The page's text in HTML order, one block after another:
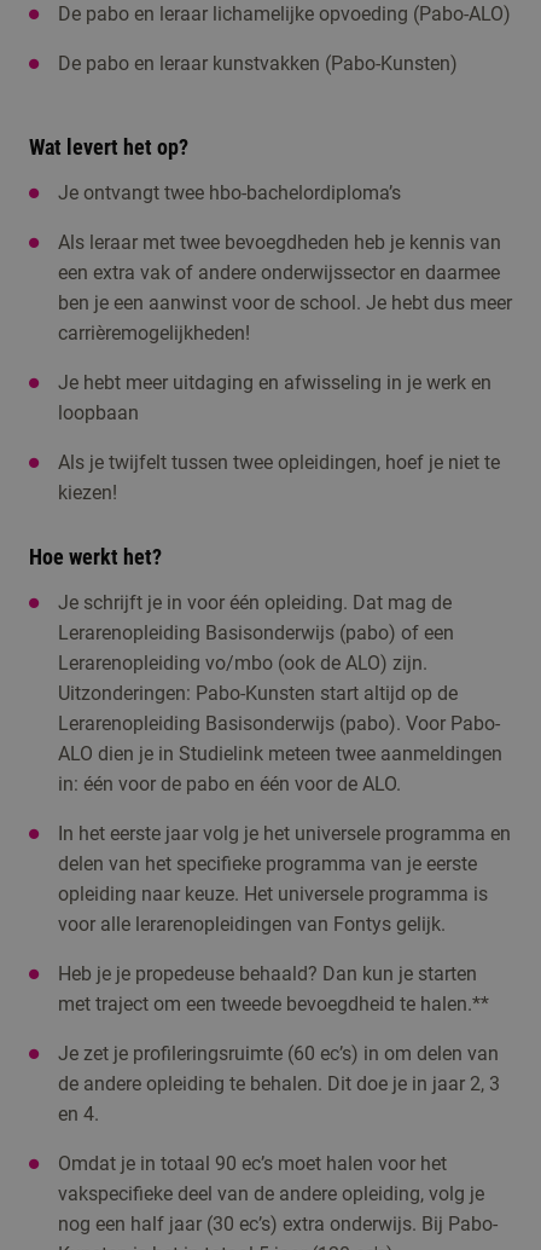
De pabo en leraar lichamelijke opvoeding (Pabo-ALO)
De pabo en leraar kunstvakken (Pabo-Kunsten)
Wat levert het op?
Je ontvangt twee hbo-bachelordiploma’s
Als leraar met twee bevoegdheden heb je kennis van
een extra vak of andere onderwijssector en daarmee
ben je een aanwinst voor de school. Je hebt dus meer
carrièremogelijkheden!
Je hebt meer uitdaging en afwisseling in je werk en
loopbaan
Als je twijfelt tussen twee opleidingen, hoef je niet te
kiezen!
Hoe werkt het?
Je schrijft je in voor één opleiding. Dat mag de
Lerarenopleiding Basisonderwijs (pabo) of een
Lerarenopleiding vo/mbo (ook de ALO) zijn.
Uitzonderingen: Pabo-Kunsten start altijd op de
Lerarenopleiding Basisonderwijs (pabo). Voor Pabo-
ALO dien je in Studielink meteen twee aanmeldingen
in: één voor de pabo en één voor de ALO.
In het eerste jaar volg je het universele programma en
delen van het specifieke programma van je eerste
opleiding naar keuze. Het universele programma is
voor alle lerarenopleidingen van Fontys gelijk.
Heb je je propedeuse behaald? Dan kun je starten
met traject om een tweede bevoegdheid te halen.**
Je zet je profileringsruimte (60 ec’s) in om delen van
de andere opleiding te behalen. Dit doe je in jaar 2, 3
en 4.
Omdat je in totaal 90 ec’s moet halen voor het
vakspecifieke deel van de andere opleiding, volg je
nog een half jaar (30 ec’s) extra onderwijs. Bij Pabo-